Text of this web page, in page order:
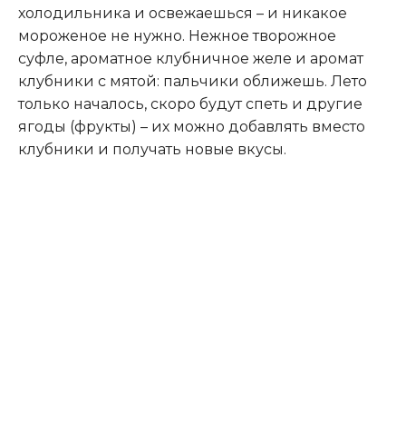
холодильника и освежаешься – и никакое
мороженое не нужно. Нежное творожное
суфле, ароматное клубничное желе и аромат
клубники с мятой: пальчики оближешь. Лето
только началось, скоро будут спеть и другие
ягоды (фрукты) – их можно добавлять вместо
клубники и получать новые вкусы.